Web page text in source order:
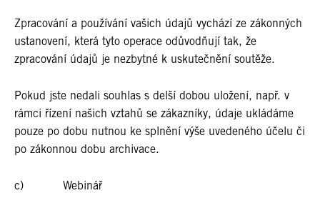
Zpracování a používání vašich údajů vychází ze zákonných
ustanovení, která tyto operace odůvodňují tak, že
zpracování údajů je nezbytné k uskutečnění soutěže.
Pokud jste nedali souhlas s delší dobou uložení, např. v
rámci řízení našich vztahů se zákazníky, údaje ukládáme
pouze po dobu nutnou ke splnění výše uvedeného účelu či
po zákonnou dobu archivace.
c) Webinář